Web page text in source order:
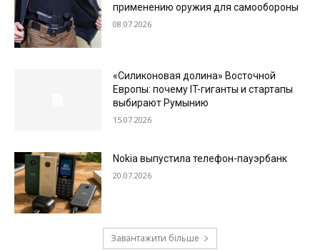
применению оружия для самообороны
08.07.2026
«Силиконовая долина» Восточной
Европы: почему IT-гиганты и стартапы
выбирают Румынию
15.07.2026
Nokia выпустила телефон-пауэрбанк
20.07.2026
Завантажити більше